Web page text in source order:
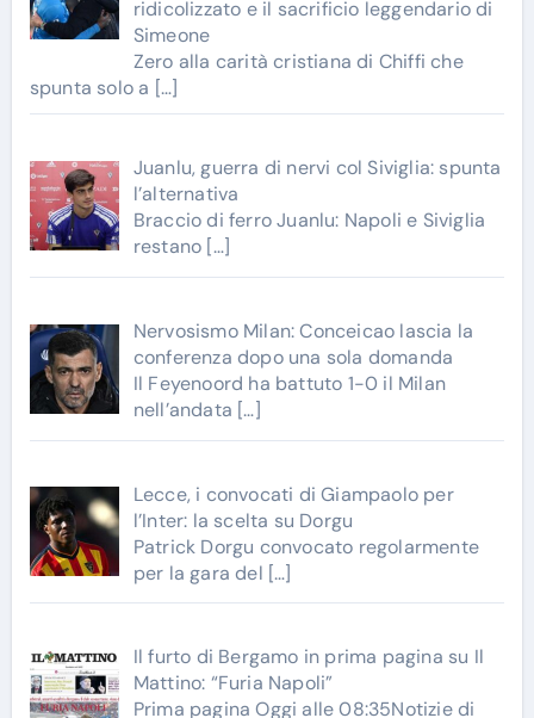
ridicolizzato e il sacrificio leggendario di
Simeone
Zero alla carità cristiana di Chiffi che
spunta solo a […]
Juanlu, guerra di nervi col Siviglia: spunta
l’alternativa
Braccio di ferro Juanlu: Napoli e Siviglia
restano […]
Nervosismo Milan: Conceicao lascia la
conferenza dopo una sola domanda
Il Feyenoord ha battuto 1-0 il Milan
nell’andata […]
Lecce, i convocati di Giampaolo per
l’Inter: la scelta su Dorgu
Patrick Dorgu convocato regolarmente
per la gara del […]
Il furto di Bergamo in prima pagina su Il
Mattino: “Furia Napoli”
Prima pagina Oggi alle 08:35Notizie di